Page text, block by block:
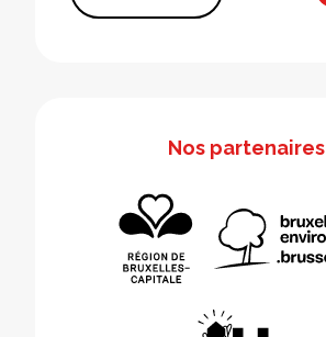
Nos partenaires